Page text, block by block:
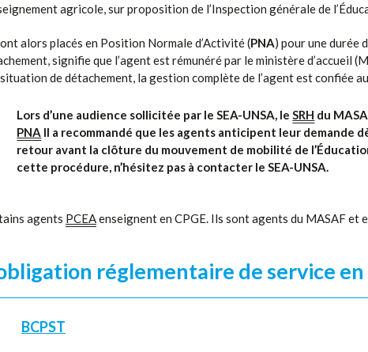
agricole, sur proposition de l’Inspection générale de
alors placés en Position Normale d’Activité (PNA) pour une durée
signifie que l’agent est rémunéré par le ministère d’accueil
situation de détachement, la gestion complète de l’agent est confiée
Lors d’une audience sollicitée par le SEA-UNSA, leSRH du
PNA Il a recommandé que les agents anticipent leur demande
retour avant la clôture du mouvement de mobilité de
cette procédure, n’hésitez pas à contacter le SEA-UNSA.
agents PCEAenseignent en CPGE. Ils sont agents du MASAF et
réglementaire de service en
BCPST